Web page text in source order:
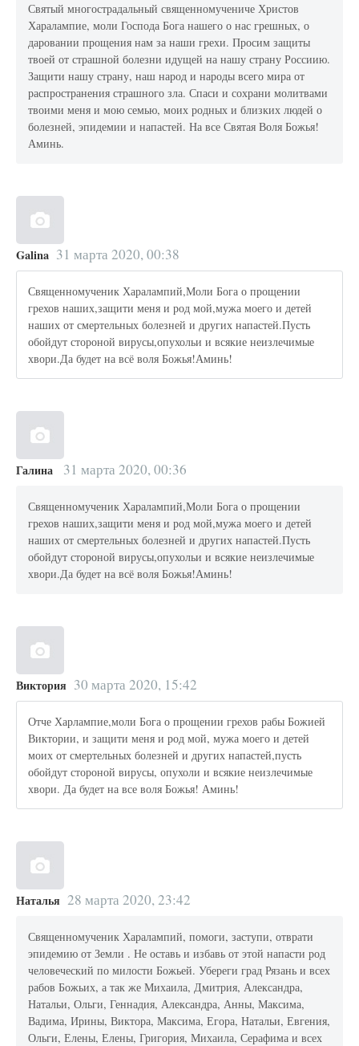
Святый многострадальный священномучениче Христов
Харалампие, моли Господа Бога нашего о нас грешных, о
даровании прощения нам за наши грехи. Просим защиты
твоей от страшной болезни идущей на нашу страну Россиию.
Защити нашу страну, наш народ и народы всего мира от
распространения страшного зла. Спаси и сохрани молитвами
твоими меня и мою семью, моих родных и близких людей о
болезней, эпидемии и напастей. На все Святая Воля Божья!
Аминь.
Galina 31 марта 2020, 00:38
Священномученик Харалампий,Моли Бога о прощении
грехов наших,защити меня и род мой,мужа моего и детей
наших от смертельных болезней и других напастей.Пусть
обойдут стороной вирусы,опухольи и всякие неизлечимые
хвори.Да будет на всё воля Божья!Аминь!
Галина 31 марта 2020, 00:36
Священномученик Харалампий,Моли Бога о прощении
грехов наших,защити меня и род мой,мужа моего и детей
наших от смертельных болезней и других напастей.Пусть
обойдут стороной вирусы,опухольи и всякие неизлечимые
хвори.Да будет на всё воля Божья!Аминь!
Виктория 30 марта 2020, 15:42
Отче Харлампие,моли Бога о прощении грехов рабы Божией
Виктории, и защити меня и род мой, мужа моего и детей
моих от смертельных болезней и других напастей,пусть
обойдут стороной вирусы, опухоли и всякие неизлечимые
хвори. Да будет на все воля Божья! Аминь!
Наталья 28 марта 2020, 23:42
Священномученик Харалампий, помоги, заступи, отврати
эпидемию от Земли . Не оставь и избавь от этой напасти род
человеческий по милости Божьей. Убереги град Рязань и всех
рабов Божьих, а так же Михаила, Дмитрия, Александра,
Натальи, Ольги, Геннадия, Александра, Анны, Максима,
Вадима, Ирины, Виктора, Максима, Егора, Натальи, Евгения,
Ольги, Елены, Елены, Григория, Михаила, Серафима и всех